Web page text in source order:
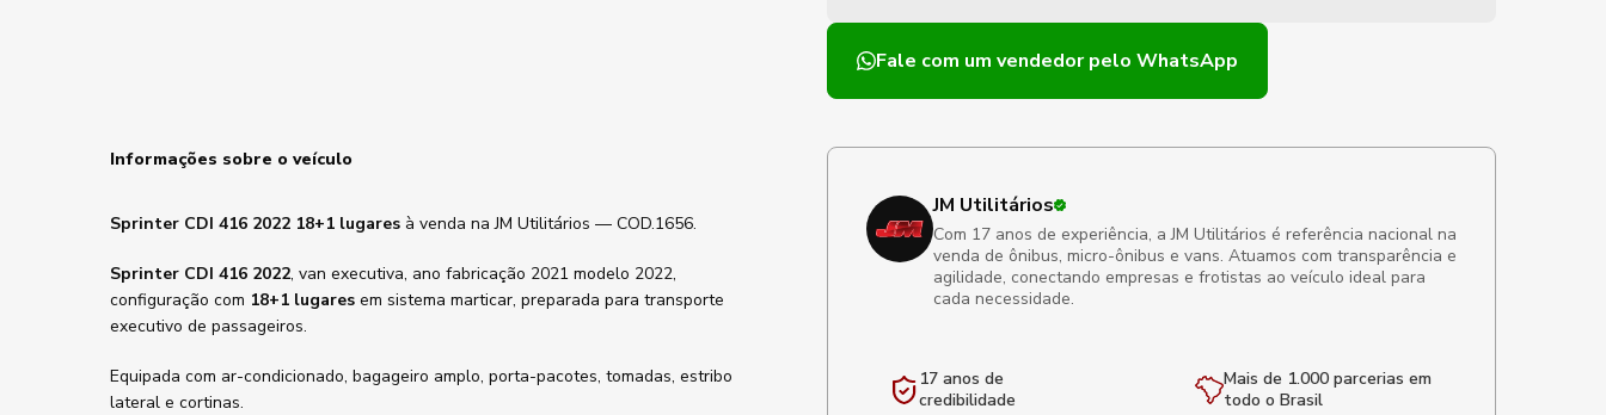
Fale com um vendedorpelo WhatsApp
Informações sobre o veículo
Sprinter CDI 416 2022 18+1 lugares à venda na JM Utilitários — COD.1656.
Sprinter CDI 416 2022, van executiva, ano fabricação 2021 modelo 2022,
configuração com 18+1 lugares em sistema marticar, preparada para transporte
executivo de passageiros.
Equipada com ar-condicionado, bagageiro amplo, porta-pacotes, tomadas, estribo
lateral e cortinas.
JM Utilitários
Com 17 anos de experiência, a JM Utilitários é referência nacional na
venda de ônibus, micro-ônibus e vans. Atuamos com transparência e
agilidade, conectando empresas e frotistas ao veículo ideal para
cada necessidade.
17 anos de
credibilidade
Mais de 1.000 parcerias em
todo o Brasil